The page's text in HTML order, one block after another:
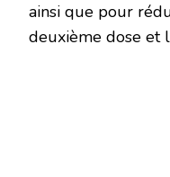
ainsi que pour
deuxième dose et